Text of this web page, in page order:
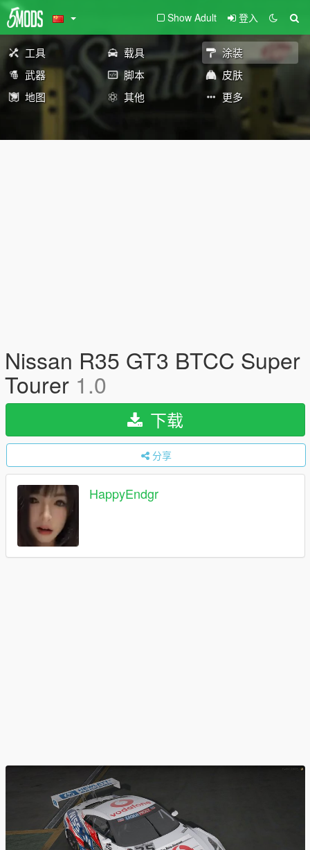
Show Adult 登入
工具 载具
涂装
武器
脚本
皮肤
地图
其他 更多
Nissan R35 GT3 BTCC Super
Tourer 1.0
下载
分享
HappyEndgr